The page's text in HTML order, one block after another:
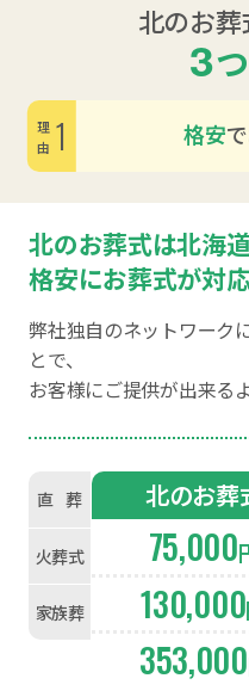
北のお
3
格安
理由1
北のお葬式は北海
格安にお葬式が対
弊社独自のネットワーク
とで、
お客様にご提供が出来る
直葬
火葬式
家族葬
北のお葬
75,000
130,000
353,000